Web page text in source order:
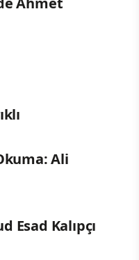
Ali
Esad Kalıpçı